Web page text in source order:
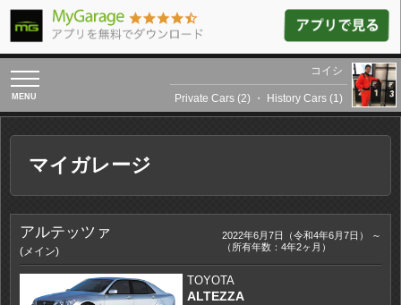
toggle
navigation
コイシ
Private Cars (2) ・ History Cars (1)
マイガレージ
アルテッツァ
(メイン)
2022年6月7日（令和4年6月7日） ～
（所有年数：4年2ヶ月）
TOYOTA
ALTEZZA